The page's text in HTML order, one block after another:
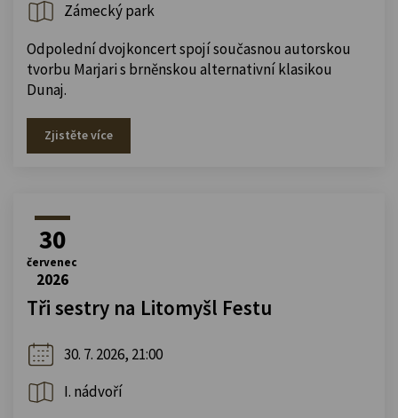
Zámecký park
Odpolední dvojkoncert spojí současnou autorskou
tvorbu Marjari s brněnskou alternativní klasikou
Dunaj.
Zjistěte více
30
červenec
2026
Tři sestry na Litomyšl Festu
30. 7. 2026, 21:00
I. nádvoří